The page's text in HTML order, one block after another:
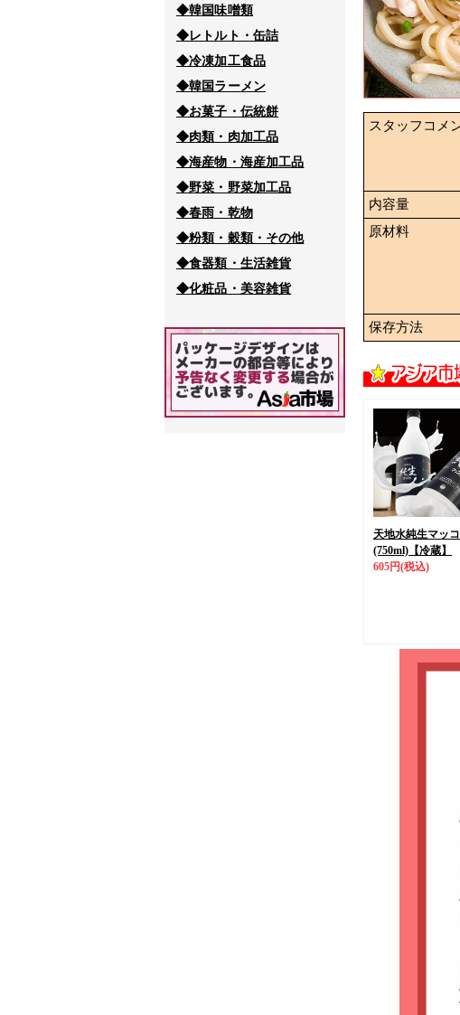
◆韓国味噌類
◆レトルト・缶詰
◆冷凍加工食品
◆韓国ラーメン
◆お菓子・伝統餅
◆肉類・肉加工品
◆海産物・海産加工品
◆野菜・野菜加工品
◆春雨・乾物
◆粉類・穀類・その他
◆食器類・生活雑貨
◆化粧品・美容雑貨
スタッフコメ
内容量
原材料
保存方法
天地水純生マッ
(750ml) 【冷蔵】
605円(税込)